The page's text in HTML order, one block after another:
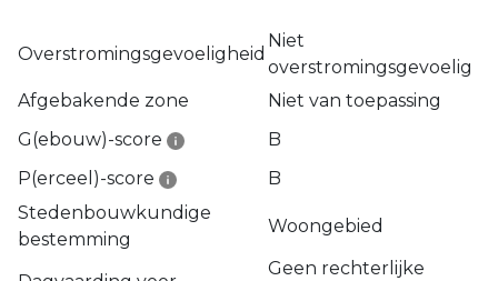
Overstromingsgevoeligheid
Niet
overstromingsgevoelig
Afgebakende zone
Niet van toepassing
G(ebouw)-score
B
P(erceel)-score
B
Stedenbouwkundige
bestemming
Woongebied
Geen rechterlijke